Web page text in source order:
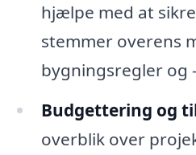
hjælpe med at
stemmer overens
bygningsregler og
Budgettering og
overblik over